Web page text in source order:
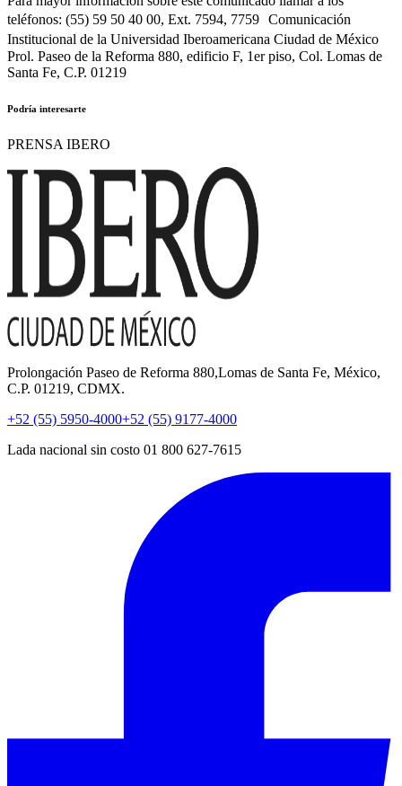
teléfonos: (55) 59 50 40 00, Ext. 7594, 7759 Comunicación
Institucional de la Universidad Iberoamericana Ciudad de México
Prol. Paseo de la Reforma 880, edificio F, 1er piso, Col. Lomas de
Santa Fe, C.P. 01219
Podría interesarte
PRENSA IBERO
Prolongación Paseo de Reforma 880,Lomas de Santa Fe, México,
C.P. 01219, CDMX.
+52 (55) 5950-4000+52 (55) 9177-4000
Lada nacional sin costo 01 800 627-7615